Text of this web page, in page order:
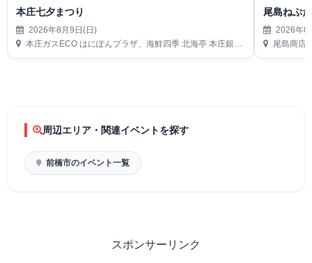
本庄七夕まつり
2026年8月9日(日)
本庄ガスECO はにぽんプラザ、海鮮四季 北海亭 本庄銀座店駐車場
尾島ねぷ
2026年8
尾島商店
周辺エリア・関連イベントを探す
前橋市のイベント一覧
スポンサーリンク